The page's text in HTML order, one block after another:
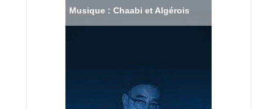
Musique : Chaabi et Algérois